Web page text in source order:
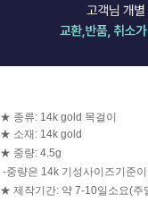
★ 종류: 14k gold 목걸이
★ 소재: 14k gold
★ 중량: 4.5g
-중량은 14k 기성사이즈기준
★ 제작기간: 약 7-10일소요(주